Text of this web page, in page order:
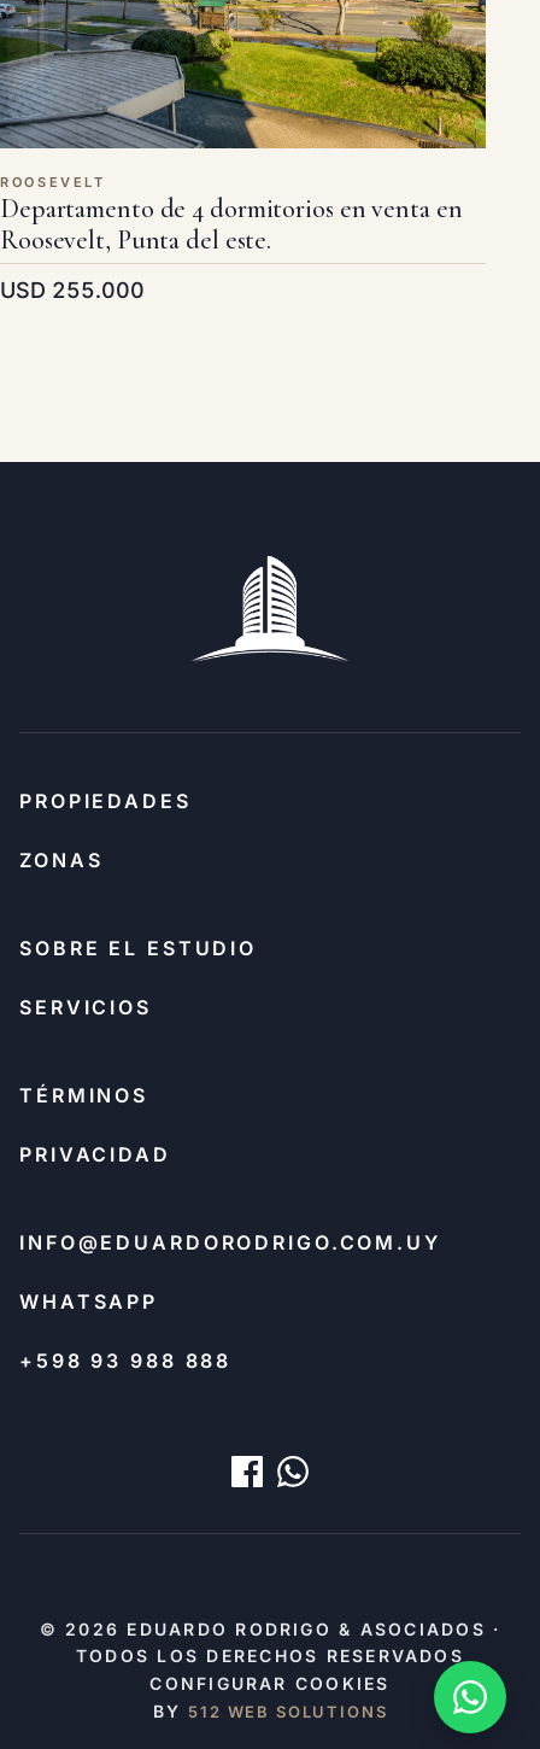
ROOSEVELT
Departamento de 4 dormitorios en venta en
Roosevelt, Punta del este.
USD 255.000
PROPIEDADES
ZONAS
SOBRE EL ESTUDIO
SERVICIOS
TÉRMINOS
PRIVACIDAD
INFO@EDUARDORODRIGO.COM.UY
WHATSAPP
+598 93 988 888
© 2026 EDUARDO RODRIGO & ASOCIADOS ·
TODOS LOS DERECHOS RESERVADOS
CONFIGURAR COOKIES
BY512 WEB SOLUTIONS